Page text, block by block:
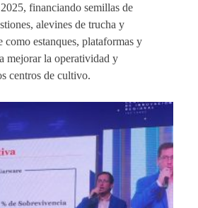
financiando semillas de
alevines de trucha y
como estanques, plataformas y
mejorar la operatividad y
centros de cultivo.